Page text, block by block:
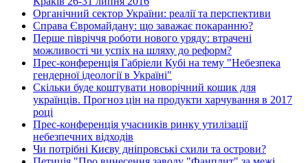
Органічний сектор України: реалії та перспективи
Справа Євромайдану: що заважає покаранню?
Перше півріччя роботи нового уряду: втрачені
можливості чи успіх на шляху до реформ?
Прес-конференція Габріели Кубі на тему "Небезпека
гендерної ідеології в Україні"
Скільки буде коштувати новорічний кошик для
українців. Прогноз цін на продукти харчування в 2017
році
Прес-конференція учасників ринку утилізації
небезпечних відходів
Чи потрібні Києву дніпровські схили та острови?